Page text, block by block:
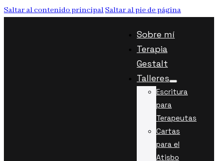
Saltar al contenido principalSaltar al pie de página
Sobre mí
Terapia
Gestalt
Talleres
Escritura
para
Terapeutas
Cartas
para el
Atisbo